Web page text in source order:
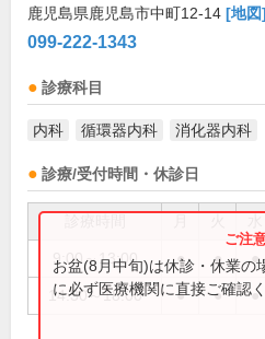
鹿児島県鹿児島市中町12-14 [地図]
099-222-1343
診療科目
内科 循環器内科 消化器内科
診療/受付時間・休診日
9:00～13:00 ● ● ●
14:30～18:00 ● ● ●
お盆(8月中旬)は休診・休業の
に必ず医療機関に直接ご確認く